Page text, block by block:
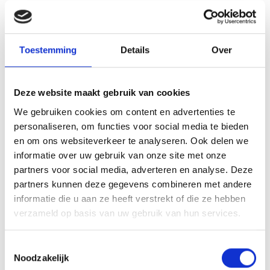
Toestemming Details Over
Deze website maakt gebruik van cookies
We gebruiken cookies om content en advertenties te
personaliseren, om functies voor social media te bieden
en om ons websiteverkeer te analyseren. Ook delen we
informatie over uw gebruik van onze site met onze
partners voor social media, adverteren en analyse. Deze
partners kunnen deze gegevens combineren met andere
informatie die u aan ze heeft verstrekt of die ze hebben
verzameld op basis van uw gebruik van hun services.
Noodzakelijk
3. Influencer Marketing
Influencers hebben een groot bereik, zeker onder jongeren. En
universiteit te bieden heeft. Zoek daarom samenwerkingen met
jonge sporter, muzikant, of lokale beroemdheid. Laat ze
bijvoorbeeld vertellen over hoe belangrijk hun studiekeuze is
geweest. Zoek samenwerkingen met influencers die jouw
doelgroep aanspreken. Of vraag of ze een vlog maken over
hun dag, een interview met leraren of studenten posten, of hun
volgers meenemen achter de schermen. Juist dat stuk eigen
ervaring is belangrijk. Deze influencers kunnen door hun unieke
en authentieke content de open dagen en meeloopdagen
onder de aandacht brengen bij hun jonge volgers. Let er bij de
keuze voor een influencer wel op dat deze persoon past bij de
sfeer van jouw onderwijsinstelling en een positieve invloed heeft